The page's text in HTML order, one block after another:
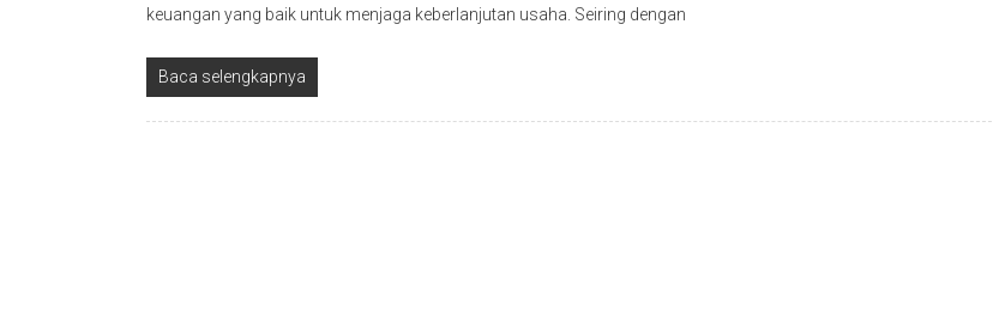
keuangan yang baik untuk menjaga keberlanjutan usaha. Seiring dengan
Baca selengkapnya